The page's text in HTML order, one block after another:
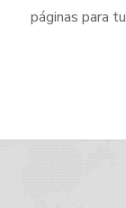
páginas para